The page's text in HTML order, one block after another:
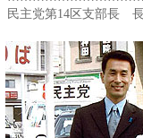
民主党第14区支部長 長